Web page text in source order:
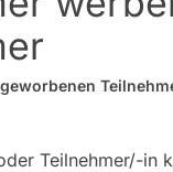
Teilnehmer/-in